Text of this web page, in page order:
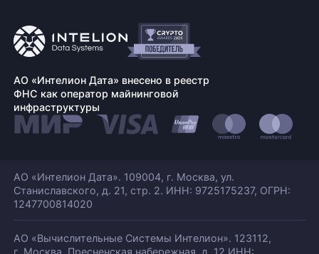
АО «Интелион Дата» внесено в реестр
ФНС как оператор майнинговой
инфраструктуры
АО «Интелион Дата». 109004, г. Москва, ул.
Станиславского, д. 21, стр. 2. ИНН: 9725175237, ОГРН:
1247700814020
АО «Вычислительные Системы Интелион». 123112,
г. Москва, Пресненская набережная, д. 12 ИНН: